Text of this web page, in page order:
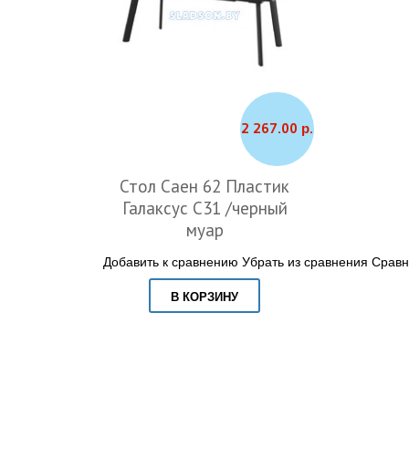
2 267.00 р.
Стол Саен 62 Пластик
Галаксус С31 /черный
муар
Добавить к сравнению Убрать из сравнения
В КОРЗИНУ